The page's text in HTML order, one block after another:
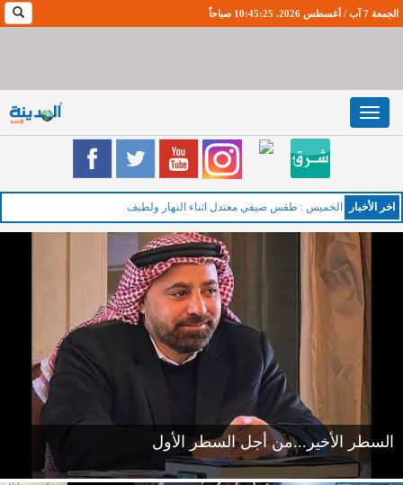
الجمعة 7 آب / أغسطس 2026. 10:45:26 صباحاً
Toggle
navigation
اخر اﻷخبار الخميس : طقس صيفي معتدل اثناء النهار ولطيف اثناء الليل
آلية لوقف استقبال طلبات التعيين في ديوان الخدمة نهاية